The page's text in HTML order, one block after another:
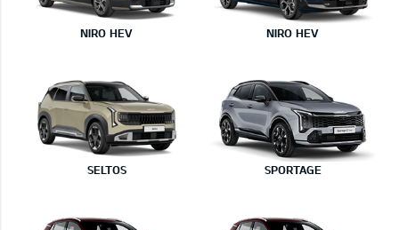
NIRO HEV NIRO HEV
SELTOS SPORTAGE